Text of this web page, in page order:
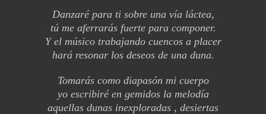
Danzaré para ti sobre una vía láctea,
tú me aferrarás fuerte para componer.
Y el músico trabajando cuencos a placer
hará resonar los deseos de una duna.
Tomarás como diapasón mi cuerpo
yo escribiré en gemidos la melodía
aquellas dunas inexploradas , desiertas